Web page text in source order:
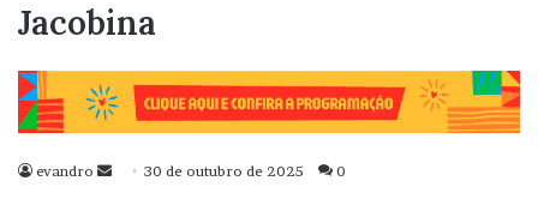
Jacobina
evandro
Mande30 de outubro de 2025 0